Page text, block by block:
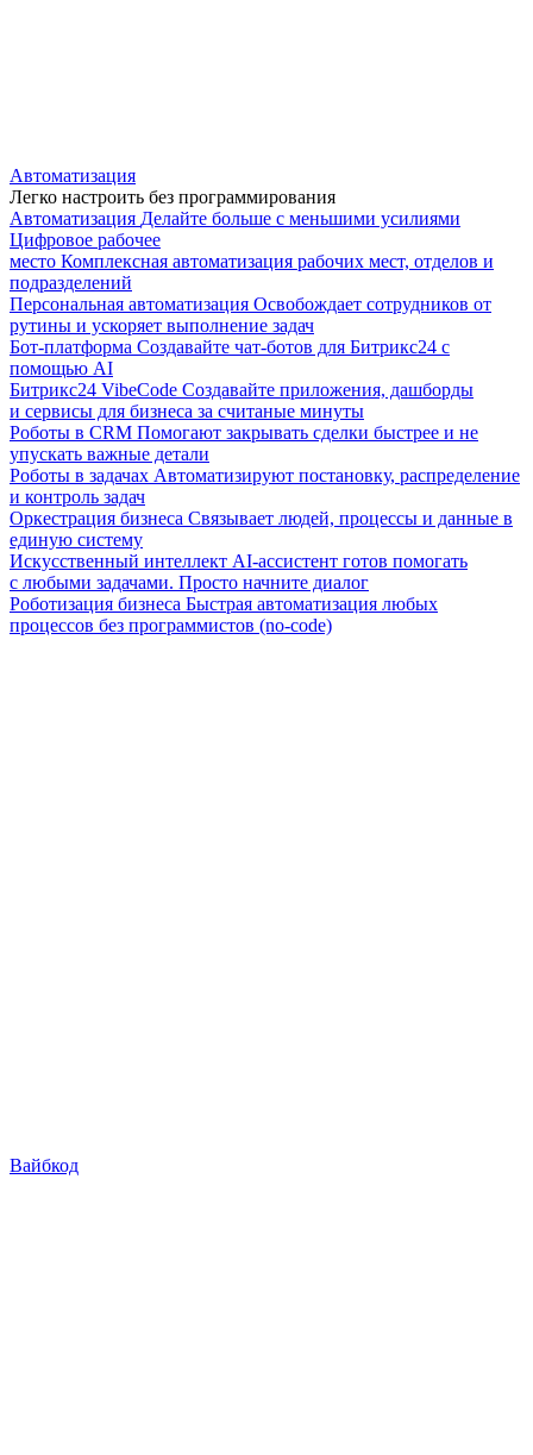
Автоматизация
Легко настроить без программирования
Автоматизация Делайте больше с меньшими усилиями
Цифровое рабочее
место Комплексная автоматизация рабочих мест, отделов и
подразделений
Персональная автоматизация Освобождает сотрудников от
рутины и ускоряет выполнение задач
Бот-платформа Создавайте чат-ботов для Битрикс24 с
помощью AI
Битрикс24 VibeCode Создавайте приложения, дашборды
и сервисы для бизнеса за считаные минуты
Роботы в CRM Помогают закрывать сделки быстрее и не
упускать важные детали
Роботы в задачах Автоматизируют постановку, распределение
и контроль задач
Оркестрация бизнеса Связывает людей, процессы и данные в
единую систему
Искусственный интеллект AI-ассистент готов помогать
с любыми задачами. Просто начните диалог
Роботизация бизнеса Быстрая автоматизация любых
процессов без программистов (no-code)
Вайбкод